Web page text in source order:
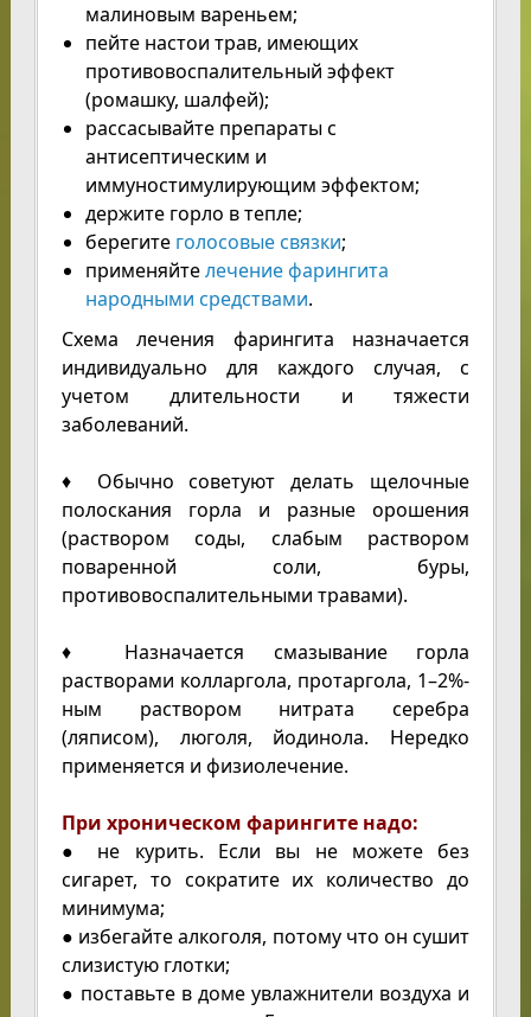
малиновым вареньем;
пейте настои трав, имеющих
противовоспалительный эффект
(ромашку, шалфей);
рассасывайте препараты с
антисептическим и
иммуностимулирующим эффектом;
держите горло в тепле;
берегите голосовые связки;
применяйтелечение фарингита
народными средствами.
Схема лечения фарингита назначается
индивидуально для каждого случая, с
учетом длительности и тяжести
заболеваний.
♦ Обычно советуют делать щелочные
полоскания горла и разные орошения
(раствором соды, слабым раствором
поваренной соли, буры,
противовоспалительными травами).
♦ Назначается смазывание горла
растворами колларгола, протаргола, 1–2%-
ным раствором нитрата серебра
(ляписом), люголя, йодинола. Нередко
применяется и физиолечение.
При хроническом фарингите надо:
● не курить. Если вы не можете без
сигарет, то сократите их количество до
минимума;
● избегайте алкоголя, потому что он сушит
слизистую глотки;
● поставьте в доме увлажнители воздуха и